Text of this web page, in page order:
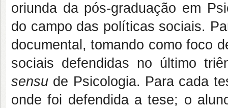
oriunda da pós-graduação em
do campo das políticas sociais.
documental, tomando como foco
sociais defendidas no último
sensu de Psicologia. Para cada
onde foi defendida a tese; o